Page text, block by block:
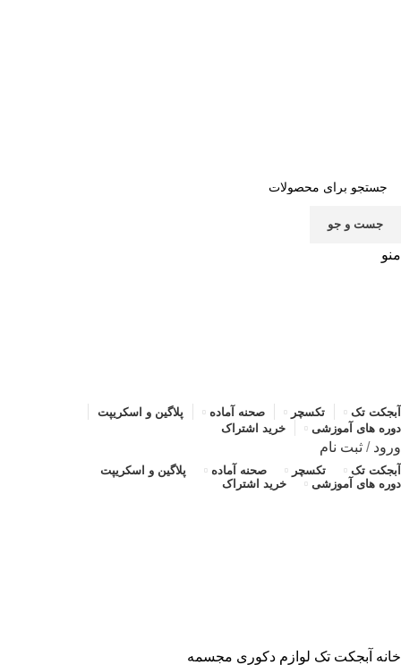
جست و جو
منو
آبجکت تک تکسچر صحنه آماده
پلاگین و اسکریپت
دوره های آموزشی
خرید اشتراک
ورود / ثبت نام
آبجکت تک تکسچر صحنه آماده
پلاگین و اسکریپت
دوره های آموزشی
خرید اشتراک
خانه آبجکت تک لوازم دکوری مجسمه